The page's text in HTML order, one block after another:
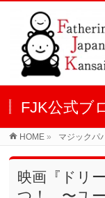
FJK公式ブ
HOME » マジックパ
映画『ドリ